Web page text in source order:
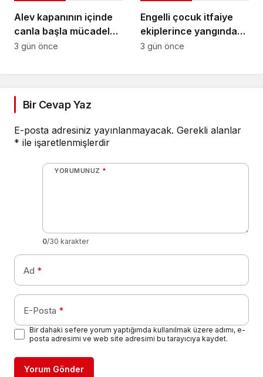
Alev kapanının içinde
canla başla mücadele
ettiler:
3 gün önce
Engelli çocuk itfaiye
ekiplerince yangından
kurtarıldı
3 gün önce
Bir Cevap Yaz
E-posta adresiniz yayınlanmayacak. Gerekli alanlar
* ile işaretlenmişlerdir
YORUMUNUZ *
0/30 karakter
Ad *
E-Posta *
Bir dahaki sefere yorum yaptığımda kullanılmak üzere adımı, e-
posta adresimi ve web site adresimi bu tarayıcıya kaydet.
Yorum Gönder